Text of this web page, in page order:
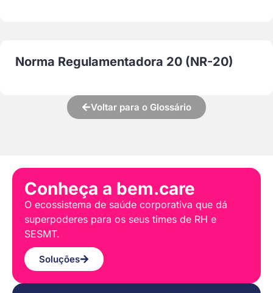
Norma Regulamentadora 20 (NR-20)
Voltar para o Glossário
Conheça a bem.care
O ecossistema de saúde corporativa que dá
superpoderes para os seus times de RH e
SESMT.
Soluções